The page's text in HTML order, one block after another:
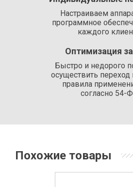
Настраиваем
программное
каждого
Оптимизация
Быстро и недорого
осуществить
правила
согласно 54-
Похожие товары